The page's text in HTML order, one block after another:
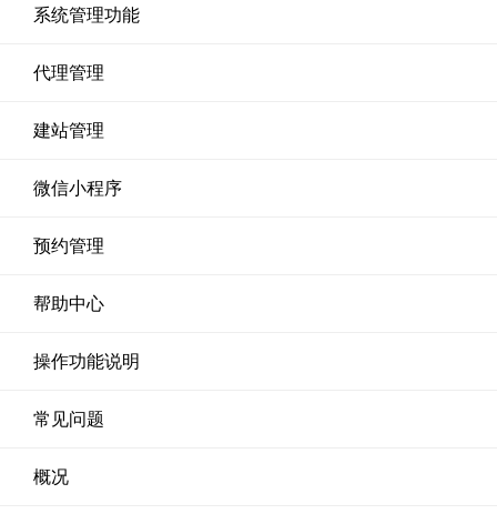
系统管理功能
代理管理
建站管理
微信小程序
预约管理
帮助中心
操作功能说明
常见问题
概况